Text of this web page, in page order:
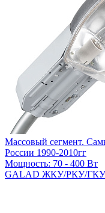
Массовый сегмент.
России 1990-2010гг
Мощность: 70 - 400 Вт
GALAD ЖКУ/РКУ/